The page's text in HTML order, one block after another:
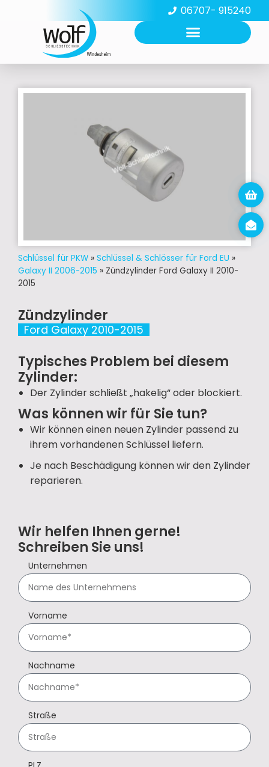
06707- 915240
Schlüssel für PKW » Schlüssel & Schlösser für Ford EU »
Galaxy II 2006-2015 » Zündzylinder Ford Galaxy II 2010-
2015
Zündzylinder
Ford Galaxy 2010-2015
Typisches Problem bei diesem
Zylinder:
Der Zylinder schließt „hakelig“ oder blockiert.
Was können wir für Sie tun?
Wir können einen neuen Zylinder passend zu
ihrem vorhandenen Schlüssel liefern.
Je nach Beschädigung können wir den Zylinder
reparieren.
Wir helfen Ihnen gerne!
Schreiben Sie uns!
Unternehmen
Vorname
Nachname
Straße